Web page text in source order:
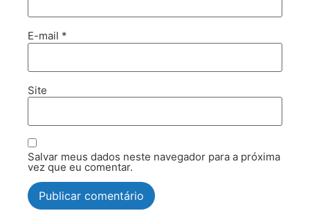
E-mail *
Site
Salvar meus dados neste navegador para a próxima
vez que eu comentar.